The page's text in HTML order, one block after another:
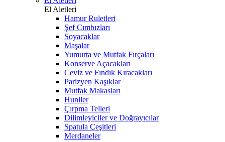
El Aletleri
Hamur Ruletleri
Şef Cımbızları
Soyacaklar
Maşalar
Yumurta ve Mutfak Fırçaları
Konserve Açacakları
Ceviz ve Fındık Kıracakları
Parizyen Kaşıklar
Mutfak Makasları
Huniler
Çırpma Telleri
Dilimleyiciler ve Doğrayıcılar
Spatula Çeşitleri
Merdaneler